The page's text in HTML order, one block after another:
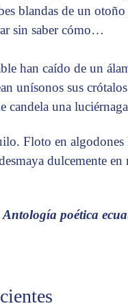
blandas de un
sin saber cómo…
han caído de un
unísonos sus crótalos
candela una
Floto en algodones
dulcemente en
Antología poética